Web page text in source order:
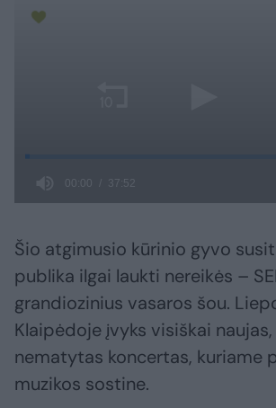
Šio atgimusio kūrinio gyvo
publika ilgai laukti nereikės –
grandiozinius vasaros šou.
Klaipėdoje įvyks visiškai
nematytas koncertas, kuriame
muzikos sostine.